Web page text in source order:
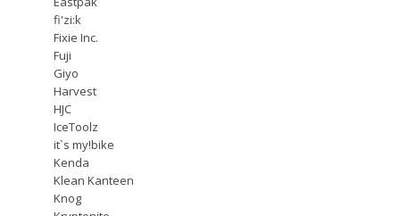
fi'zi:k
Fixie Inc.
Fuji
Giyo
Harvest
HJC
IceToolz
it`s my!bike
Kenda
Klean Kanteen
Knog